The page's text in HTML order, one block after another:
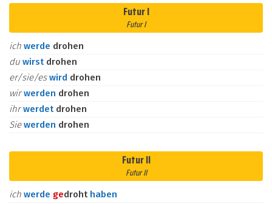
Futur I
Futur I
ich werde drohen
du wirst drohen
er/sie/eswird drohen
wirwerden drohen
ihrwerdet drohen
Siewerden drohen
Futur II
Futur II
ich werde gedroht haben